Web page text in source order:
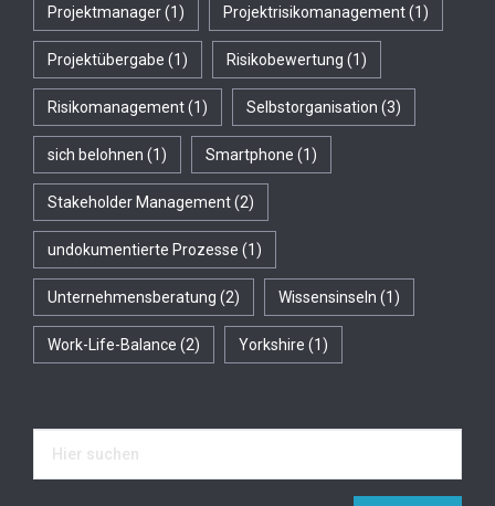
Projektmanager(1) Projektrisikomanagement(1)
Projektübergabe (1) Risikobewertung (1)
Risikomanagement(1) Selbstorganisation (3)
sich belohnen (1) Smartphone (1)
Stakeholder Management(2)
undokumentierte Prozesse (1)
Unternehmensberatung (2) Wissensinseln (1)
Work-Life-Balance (2) Yorkshire (1)